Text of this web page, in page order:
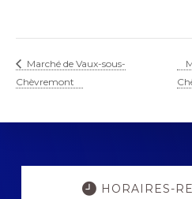
Marché de Vaux-sous-
Chèvremont
Explore
HORAIRES-